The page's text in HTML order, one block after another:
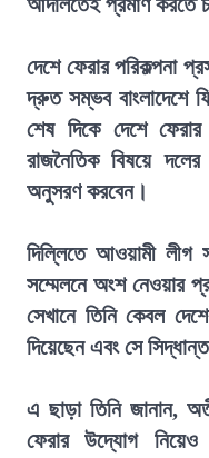
দেশে ফেরার পরিকল্পনা
দ্রুত সম্ভব বাংলাদেশে
শেষ দিকে দেশে
রাজনৈতিক বিষয়ে
অনুসরণ করবেন।
দিল্লিতে আওয়ামী লীগ
সম্মেলনে অংশ নেওয়ার
সেখানে তিনি কেবল
দিয়েছেন এবং সে
এ ছাড়া তিনি জানান,
ফেরার উদ্যোগ